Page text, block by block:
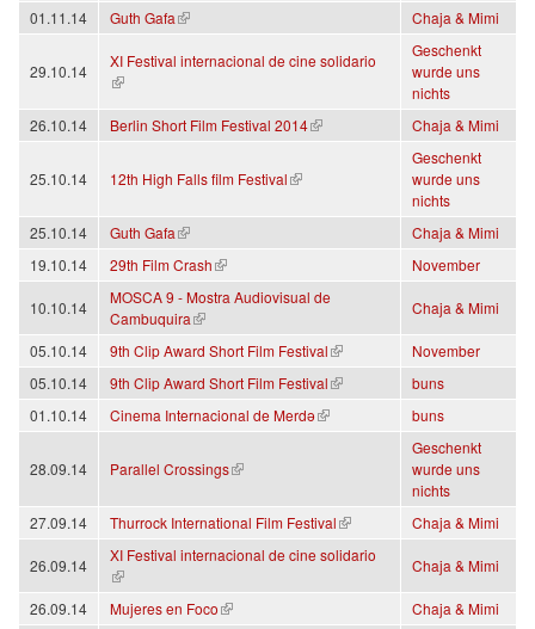
01.11.14
Guth Gafa
(link is external) Chaja & Mimi
29.10.14
XI Festival internacional de cine solidario
(link is external)
Geschenkt
wurde uns
nichts
26.10.14
Berlin Short Film Festival 2014
(link is external) Chaja & Mimi
25.10.14 12th High Falls film Festival
(link is external)
Geschenkt
wurde uns
nichts
25.10.14
Guth Gafa
(link is external)
Chaja & Mimi
19.10.14
29th Film Crash
(link is external) November
10.10.14
MOSCA 9 - Mostra Audiovisual de
Cambuquira
(link is external)
Chaja & Mimi
05.10.14 9th Clip Award Short Film Festival
(link is external)
November
05.10.14
9th Clip Award Short Film Festival
(link is external)
buns
01.10.14
Cinema Internacional de Merdə
(link is external) buns
28.09.14 Parallel Crossings
(link is external)
Geschenkt
wurde uns
nichts
27.09.14
Thurrock International Film Festival
(link is external) Chaja & Mimi
26.09.14
XI Festival internacional de cine solidario
(link is external)
Chaja & Mimi
26.09.14 Mujeres en Foco
(link is external) Chaja & Mimi